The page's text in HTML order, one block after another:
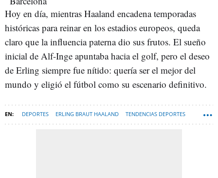
Hoy en día, mientras Haaland encadena temporadas
históricas para reinar en los estadios europeos, queda
claro que la influencia paterna dio sus frutos. El sueño
inicial de Alf-Inge apuntaba hacia el golf, pero el deseo
de Erling siempre fue nítido: quería ser el mejor del
mundo y eligió el fútbol como su escenario definitivo.
DEPORTES ERLING BRAUT HAALAND TENDENCIAS DEPORTES